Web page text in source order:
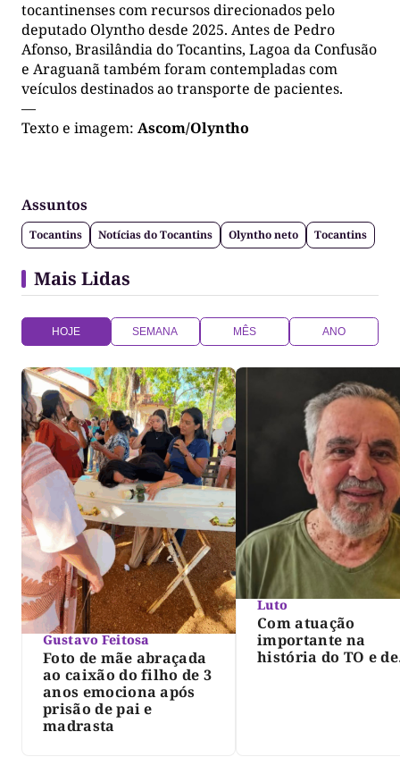
tocantinenses com recursos direcionados pelo
deputado Olyntho desde 2025. Antes de Pedro
Afonso, Brasilândia do Tocantins, Lagoa da Confusão
e Araguanã também foram contempladas com
veículos destinados ao transporte de pacientes.
—
Texto e imagem: Ascom/Olyntho
Assuntos
Tocantins Notícias do Tocantins Olyntho neto Tocantins
Mais Lidas
HOJE SEMANA MÊS ANO
Gustavo Feitosa
Foto de mãe abraçada
ao caixão do filho de 3
anos emociona após
prisão de pai e
madrasta
Luto
Com atuação
importante na
história do TO e de